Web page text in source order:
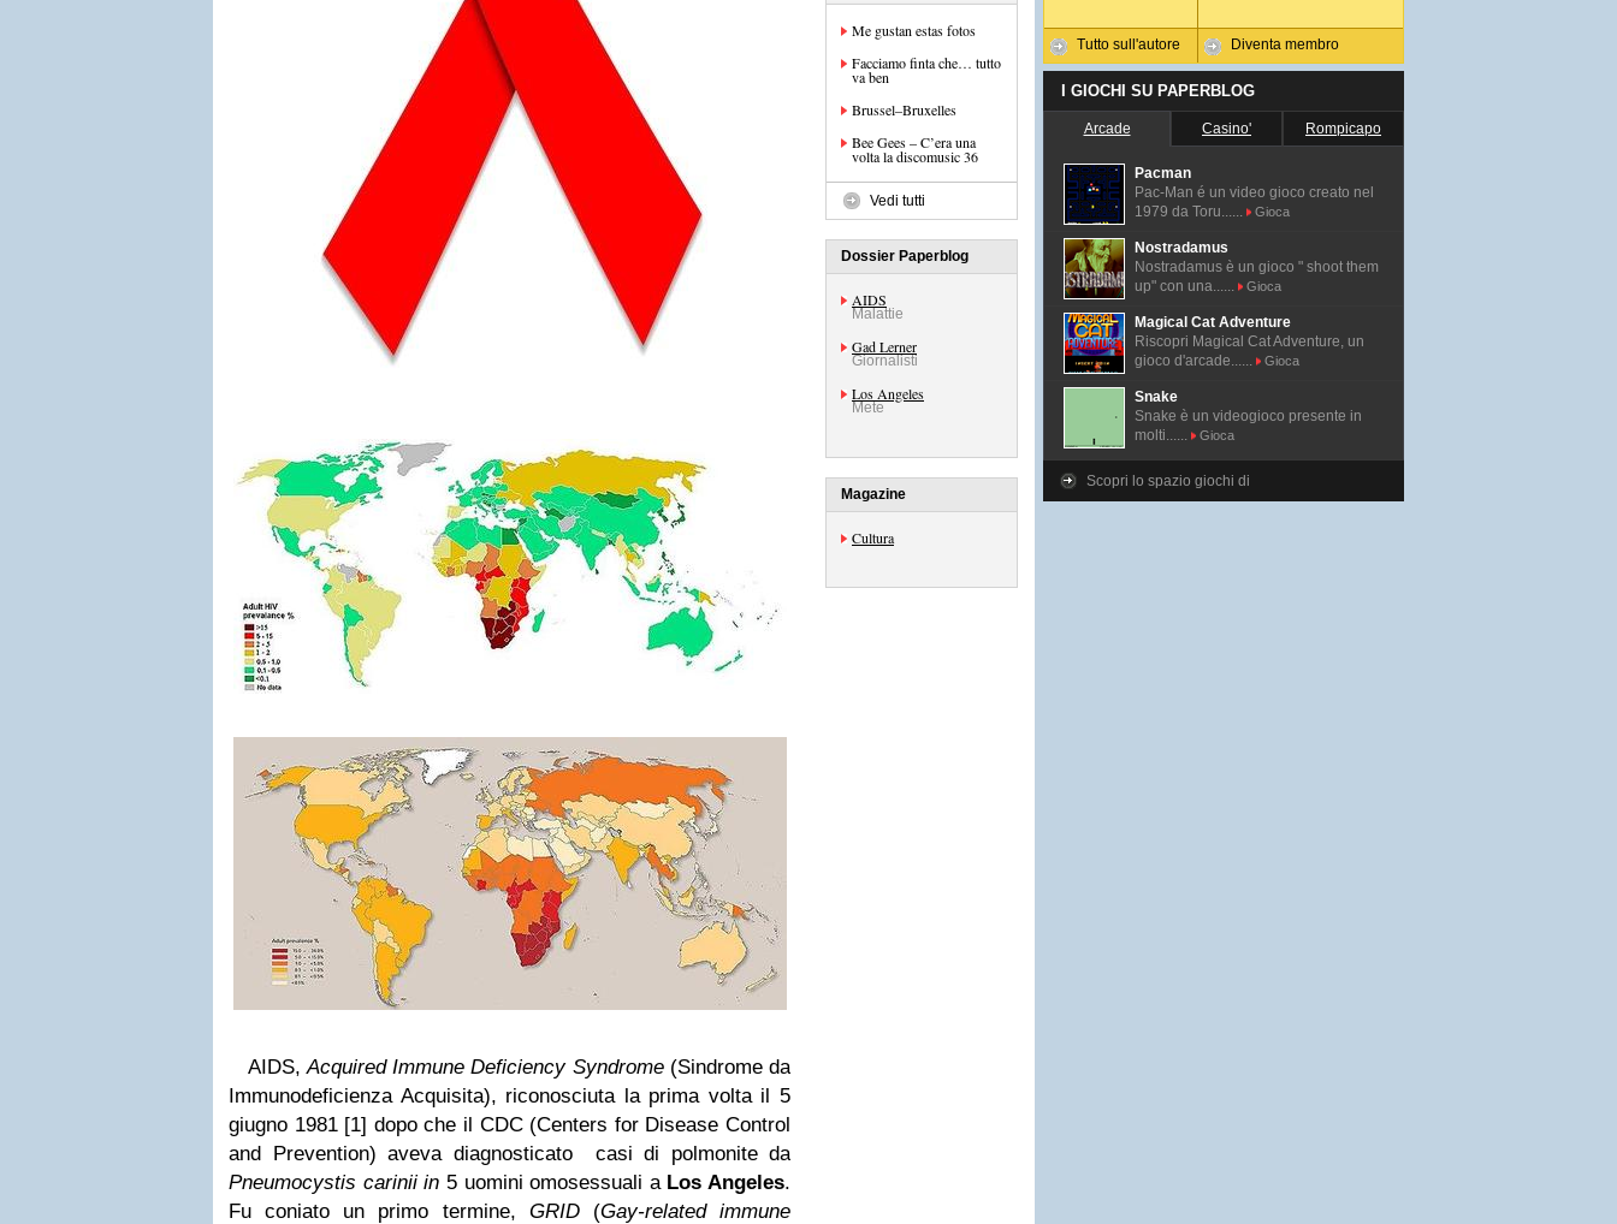
AIDS,Acquired Immune Deficiency Syndrome(Sindrome da
Immunodeficienza Acquisita), riconosciuta la prima volta il 5
giugno 1981 [1] dopo che il CDC (Centers for Disease Control
and Prevention) aveva diagnosticato casi di polmonite da
Pneumocystis carinii in 5 uomini omosessuali a Los Angeles.
Fu coniato un primo termine, GRID(Gay-related immune
Me gustan estas fotos
Facciamo finta che… tutto
va ben
Brussel–Bruxelles
Bee Gees – C’era una
volta la discomusic 36
Vedi tutti
Dossier Paperblog
AIDS
Malattie
Gad Lerner
Giornalisti
Los Angeles
Mete
Magazine
Cultura
Tutto sull'autore Diventa membro
I GIOCHI SU PAPERBLOG
Arcade Casino' Rompicapo
Pacman
Pac-Man é un video gioco creato nel
1979 da Toru......
Gioca
Nostradamus
Nostradamus è un gioco " shoot them
up" con una......
Gioca
Magical Cat Adventure
Riscopri Magical Cat Adventure, un
gioco d'arcade......
Gioca
Snake
Snake è un videogioco presente in
molti......
Gioca
Scopri lo spazio giochi di